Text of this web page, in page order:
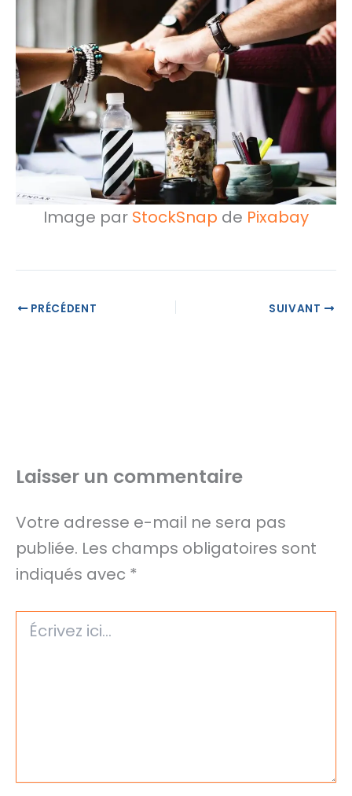
Image par StockSnap de Pixabay
PRÉCÉDENT SUIVANT
Laisser un commentaire
Votre adresse e-mail ne sera pas
publiée. Les champs obligatoires sont
indiqués avec *
Écrivez
ici…